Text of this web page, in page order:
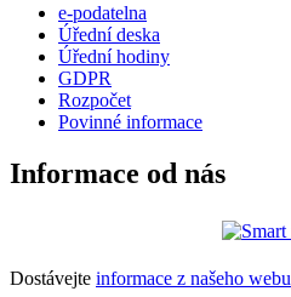
e-podatelna
Úřední deska
Úřední hodiny
GDPR
Rozpočet
Povinné informace
Informace od nás
Dostávejte informace z našeho webu